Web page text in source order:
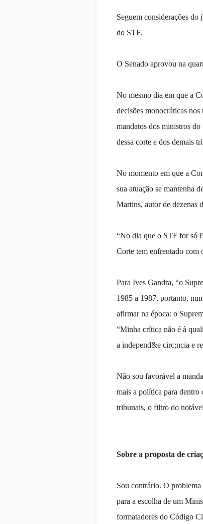
Seguem considerações
do STF.
O Senado aprovou na
No mesmo dia em que a
decisões monocráticas
mandatos dos ministros
dessa corte e dos demais
No momento em que a
sua atuação se mantenha
Martins, autor de dezenas
“No dia que o STF for só
Corte tem enfrentado com
Para Ives Gandra, “o
1985 a 1987, portanto,
afirmar na época: o
“Minha crítica não é à
a independ&e circ;ncia e
Não sou favorável a
mais a política para
tribunais, o filtro do
Sobre a proposta de
Sou contrário. O problema
para a escolha de um
formatadores do Código